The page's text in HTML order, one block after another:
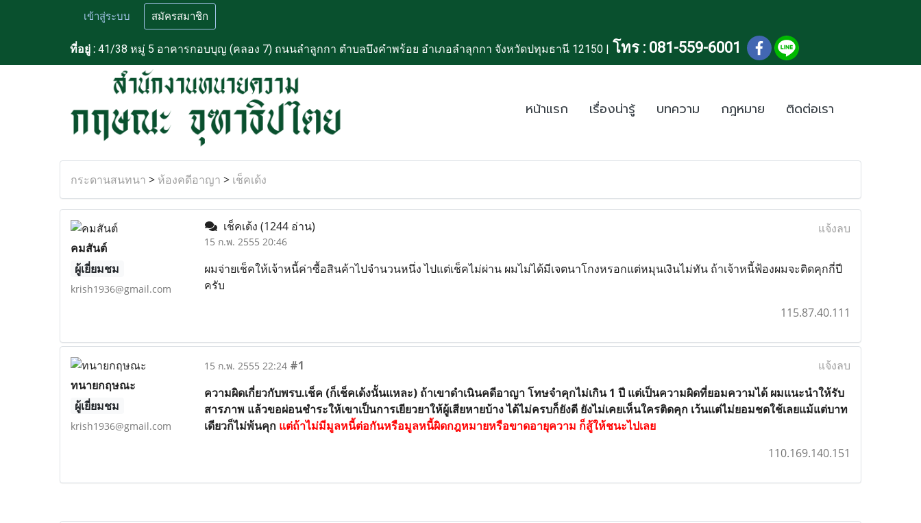
เข้าสู่ระบบ สมัครสมาชิก
ที่อยู่ : 41/38 หมู่ 5 อาคารกอบบุญ (คลอง 7) ถนนลำลูกกา ตำบลบึงคำพร้อย อำเภอลำลุกกา จังหวัดปทุมธานี 12150 | โทร : 081-559-6001
หน้าแรก เรื่องน่ารู้ บทความ กฎหมาย ติดต่อเรา
กระดานสนทนา > ห้องคดีอาญา > เช็คเด้ง
คมสันต์
ผู้เยี่ยมชม
krish1936@gmail.com
เช็คเด้ง (1244 อ่าน)
15 ก.พ. 2555 20:46
แจ้งลบ
ผมจ่ายเช็คให้เจ้าหนี้ค่าซื้อสินค้าไปจำนวนหนึ่ง ไปแต่เช็คไม่ผ่าน ผมไม่ได้มีเจตนาโกงหรอกแต่หมุนเงินไม่ทัน ถ้าเจ้าหนี้ฟ้องผมจะติดคุกกี่ปี
ครับ
115.87.40.111
ทนายกฤษณะ
ผู้เยี่ยมชม
krish1936@gmail.com
15 ก.พ. 2555 22:24 #1
แจ้งลบ
ความผิดเกี่ยวกับพรบ.เช็ค (ก็เช็คเด้งนั้นแหละ) ถ้าเขาดำเนินคดีอาญา โทษจำคุกไม่เกิน 1 ปี แต่เป็นความผิดที่ยอมความได้ ผมแนะนำให้รับ
สารภาพ แล้วขอผ่อนชำระให้เขาเป็นการเยียวยาให้ผู้เสียหายบ้าง ได้ไม่ครบก็ยังดี ยังไม่เคยเห็นใครติดคุก เว้นแต่ไม่ยอมชดใช้เลยแม้แต่บาท
เดียวก็ไม่พ้นคุก แต่ถ้าไม่มีมูลหนี้ต่อกันหรือมูลหนี้ผิดกฎหมายหรือขาดอายุความ ก็สู้ให้ชนะไปเลย
110.169.140.151